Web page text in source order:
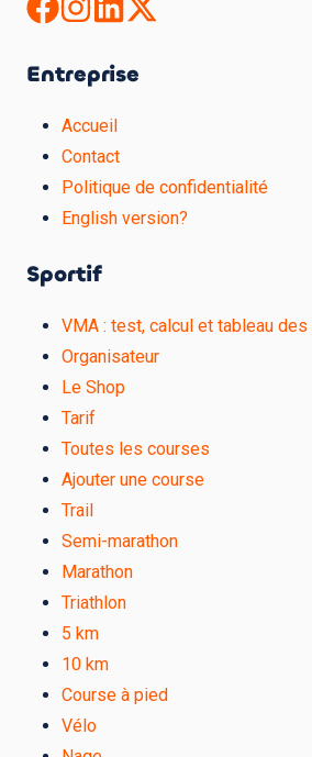
Entreprise
Accueil
Contact
Politique de confidentialité
English version?
Sportif
VMA : test, calcul et tableau des
Organisateur
Le Shop
Tarif
Toutes les courses
Ajouter une course
Trail
Semi-marathon
Marathon
Triathlon
5 km
10 km
Course à pied
Vélo